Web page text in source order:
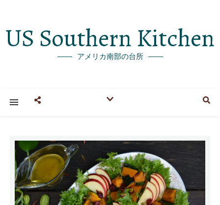
US Southern Kitchen
アメリカ南部の台所